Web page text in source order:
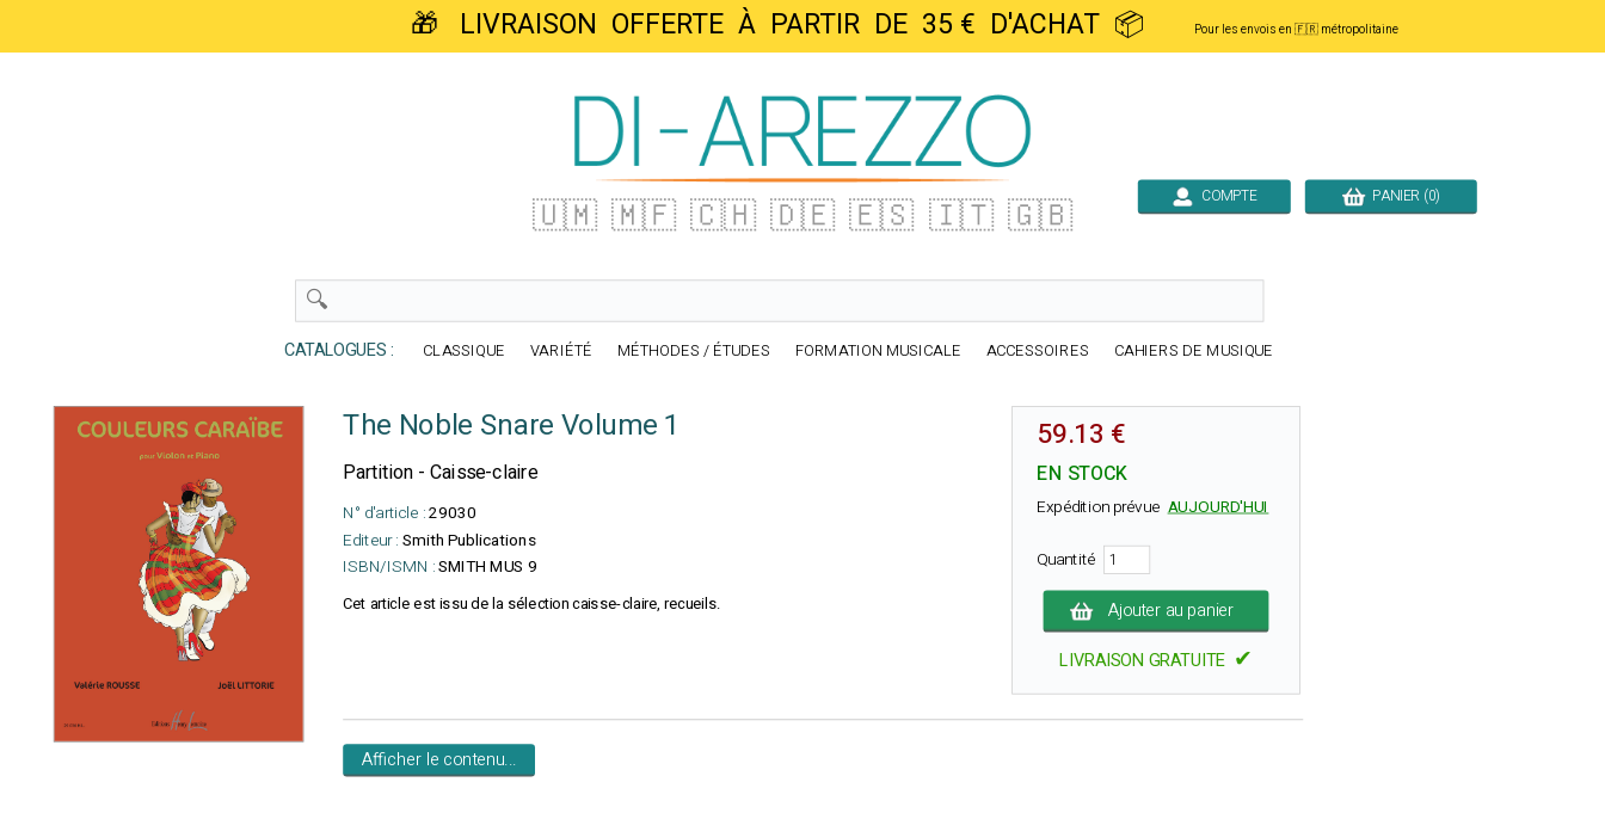
🎁 LIVRAISON OFFERTE À PARTIR DE 35 € D'ACHAT 📦 Pour les envois en 🇫🇷 métropolitaine
🇺🇲 🇲🇫 🇨🇭 🇩🇪 🇪🇸 🇮🇹 🇬🇧 COMPTE PANIER (0)
CATALOGUES : CLASSIQUE VARIÉTÉ MÉTHODES / ÉTUDES FORMATION MUSICALE ACCESSOIRES CAHIERS DE MUSIQUE
The Noble Snare Volume 1
Partition - Caisse-claire
N° d'article :29030
Editeur : Smith Publications
ISBN/ISMN :SMITH MUS 9
Cet article est issu de la sélection caisse-claire, recueils.
59.13 €
EN STOCK
Expédition prévueAUJOURD'HUI
Quantité
Ajouter au panier
LIVRAISON GRATUITE ✔
Afficher le contenu...